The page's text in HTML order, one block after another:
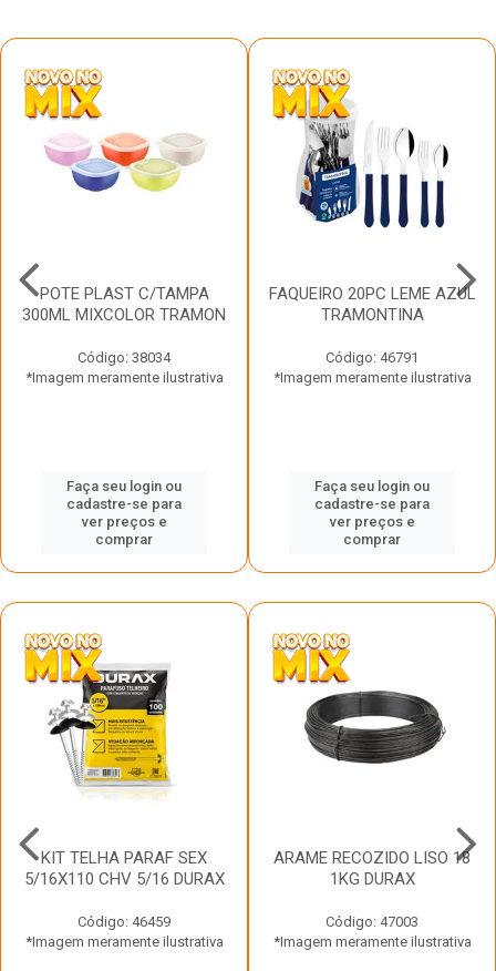
POTE PLAST C/TAMPA
300ML MIXCOLOR TRAMON
Código: 38034
*Imagem meramente ilustrativa
Faça seu login ou
cadastre-se para
ver preços e
comprar
FAQUEIRO 20PC LEME AZUL
TRAMONTINA
Código: 46791
*Imagem meramente ilustrativa
Faça seu login ou
cadastre-se para
ver preços e
comprar
KIT TELHA PARAF SEX
5/16X110 CHV 5/16 DURAX
Código: 46459
*Imagem meramente ilustrativa
ARAME RECOZIDO LISO 18
1KG DURAX
Código: 47003
*Imagem meramente ilustrativa